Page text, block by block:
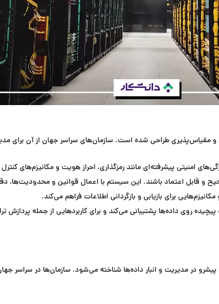
و مقیاس‌پذیری طراحی شده است. سازمان‌های سراسر جهان از آن برای
امنیتی پیشرفته‌ای مانند رمزگذاری، احراز هویت و مکانیزم‌های
و قابل اعتماد باشند. این سیستم با اعمال قوانین و
برای بازیابی و بازگردانی اطلاعات فراهم می‌کند.
در مدیریت و انبار داده‌ها شناخته می‌شود. سازمان‌ها در سراسر